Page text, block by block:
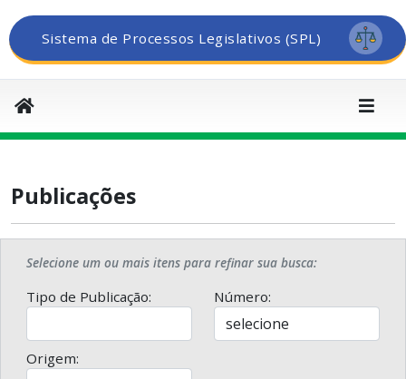
Sistema de Processos Legislativos (SPL)
Publicações
Selecione um ou mais itens para refinar sua busca:
Tipo de Publicação: Número:
Origem: